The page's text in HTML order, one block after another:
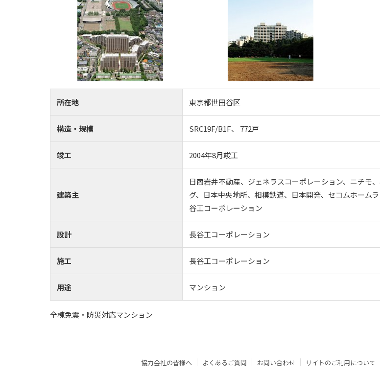
所在地 東京都世田谷区
構造・規模 SRC19F/B1F、 772戸
竣工 2004年8月竣工
建築主
日商岩井不動産、ジェネラスコーポレーション、ニチモ
グ、日本中央地所、相模鉄道、日本開発、セコムホーム
谷工コーポレーション
設計 長谷工コーポレーション
施工 長谷工コーポレーション
用途 マンション
全棟免震・防災対応マンション
協力会社の皆様へ よくあるご質問 お問い合わせ サイトのご利用について